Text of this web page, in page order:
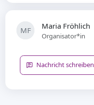
MF Maria Fröhlich
Organisator*in
Nachricht schreiben